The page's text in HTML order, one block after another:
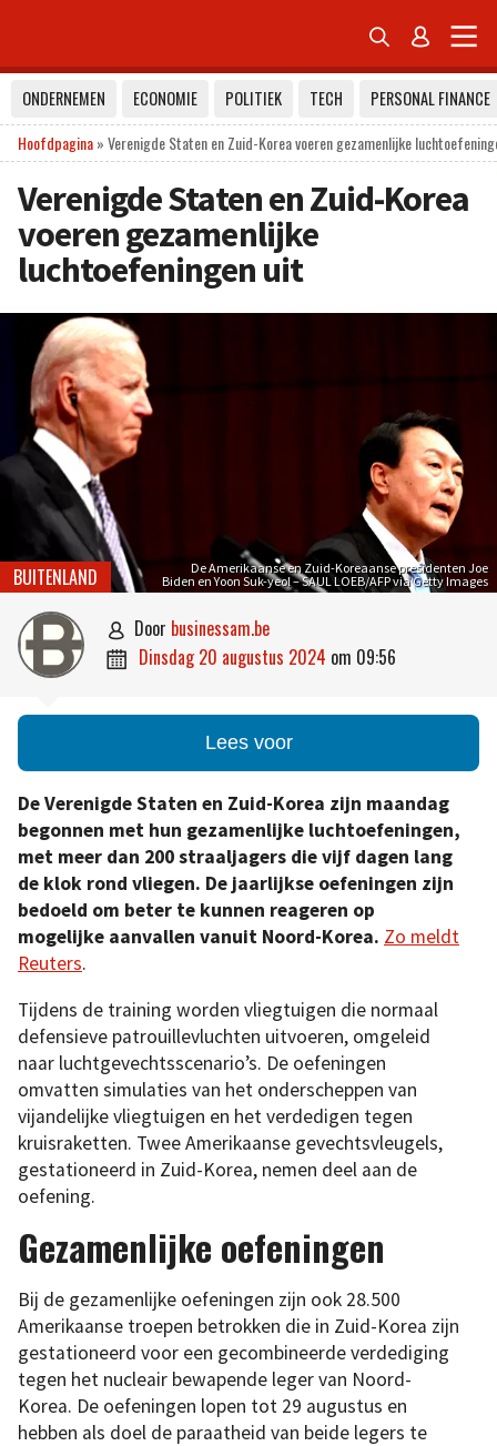
 
ONDERNEMEN ECONOMIE POLITIEK TECH
PERSONAL FINANCE
Hoofdpagina»Verenigde Staten en Zuid-Korea voeren gezamenlijke
Verenigde Staten en Zuid-Korea
voeren gezamenlijke
luchtoefeningen uit
De Amerikaanse en Zuid-Koreaanse presidenten Joe
Biden en Yoon Suk-yeol – SAUL LOEB/AFP via Getty Images
BUITENLAND
 door businessam.be
 dinsdag 20 augustus 2024 om 09:56
Lees voor
De Verenigde Staten en Zuid-Korea zijn maandag
begonnen met hun gezamenlijke luchtoefeningen,
met meer dan 200 straaljagers die vijf dagen lang
de klok rond vliegen. De jaarlijkse oefeningen zijn
bedoeld om beter te kunnen reageren op
mogelijke aanvallen vanuit Noord-Korea. Zo meldt
Reuters.
Tijdens de training worden vliegtuigen die normaal
defensieve patrouillevluchten uitvoeren, omgeleid
naar luchtgevechtsscenario’s. De oefeningen
omvatten simulaties van het onderscheppen van
vijandelijke vliegtuigen en het verdedigen tegen
kruisraketten. Twee Amerikaanse gevechtsvleugels,
gestationeerd in Zuid-Korea, nemen deel aan de
oefening.
Gezamenlijke oefeningen
Bij de gezamenlijke oefeningen zijn ook 28.500
Amerikaanse troepen betrokken die in Zuid-Korea zijn
gestationeerd voor een gecombineerde verdediging
tegen het nucleair bewapende leger van Noord-
Korea. De oefeningen lopen tot 29 augustus en
hebben als doel de paraatheid van beide legers te